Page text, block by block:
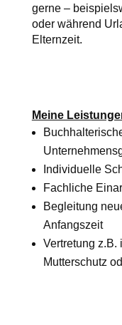
gerne –
oder während
Elternzeit.
Meine
Individuelle
Fachliche
Begleitung
Anfangszeit
Vertretung z.B.
Mutterschutz